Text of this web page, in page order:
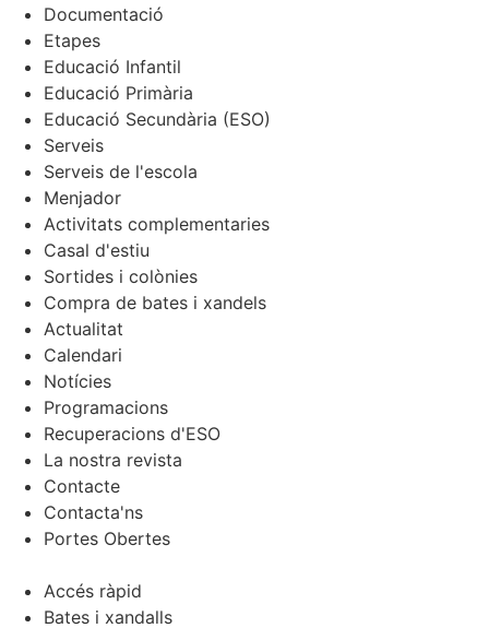
Documentació
Etapes
Educació Infantil
Educació Primària
Educació Secundària (ESO)
Serveis
Serveis de l'escola
Menjador
Activitats complementaries
Casal d'estiu
Sortides i colònies
Compra de bates i xandels
Actualitat
Calendari
Notícies
Programacions
Recuperacions d'ESO
La nostra revista
Contacte
Contacta'ns
Portes Obertes
Accés ràpid
Bates i xandalls